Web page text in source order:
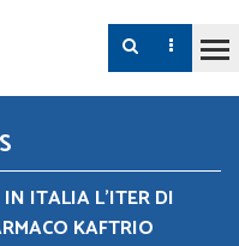
IN ITALIA L’ITER DI
KAFTRIO